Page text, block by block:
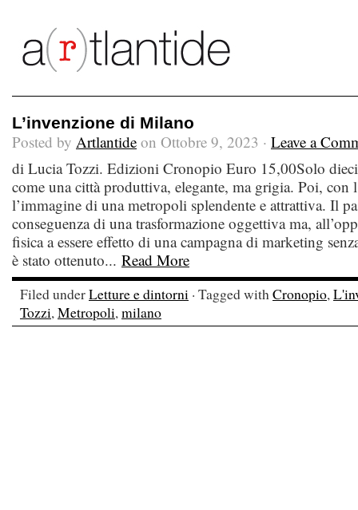
L’invenzione di Milano
Posted by Artlantide on Ottobre 9, 2023 · Leave a
di Lucia Tozzi. Edizioni Cronopio Euro 15,00Solo
come una città produttiva, elegante, ma grigia. Poi, con
l’immagine di una metropoli splendente e attrattiva. Il
conseguenza di una trasformazione oggettiva ma,
fisica a essere effetto di una campagna di marketing
è stato ottenuto... Read More
Filed underLetture e dintorni · Tagged withCronopio,
Tozzi,Metropoli,milano